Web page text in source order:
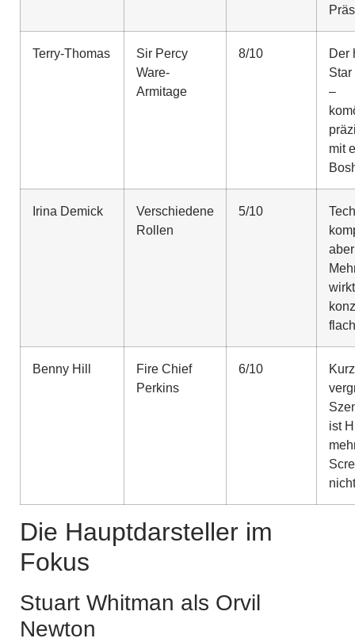
Terry-Thomas
Sir Percy
Ware-
Armitage
8/10
Der
–
mit
Irina Demick
Verschiedene
Rollen
5/10
wirkt
flach
Benny Hill
Fire Chief
Perkins
6/10
ist
nicht
Die Hauptdarsteller im
Fokus
Stuart Whitman als Orvil
Newton